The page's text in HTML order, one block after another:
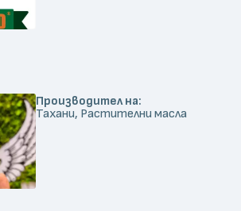
Производител на:
Тахани, Растителни масла